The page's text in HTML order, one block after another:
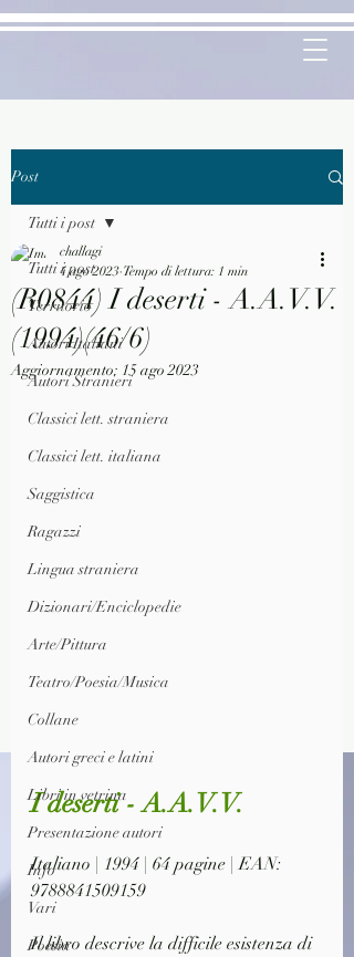
Post
Tutti i post
Territorio
Autori Italiani
Autori Stranieri
Classici lett. straniera
Classici lett. italiana
Saggistica
Ragazzi
Lingua straniera
Dizionari/Enciclopedie
Arte/Pittura
Teatro/Poesia/Musica
Collane
Autori greci e latini
Libri in vetrina
Presentazione autori
Info
Vari
Poesia
Tutti i post
(R0844) I deserti - A.A.V.V.
(1994)(46/6)
challagi
4 ago 2023 Tempo di lettura: 1 min
Aggiornamento: 15 ago 2023
I deserti - A.A.V.V.
Italiano | 1994 | 64 pagine | EAN:
9788841509159
Il libro descrive la difficile esistenza di